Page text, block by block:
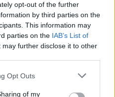
opt-out of the further
by third parties on the
This information may
parties on the IAB’s List of
may further disclose it to other
uses one or more Google
behaviour. You may click to
Opt Outs
of my